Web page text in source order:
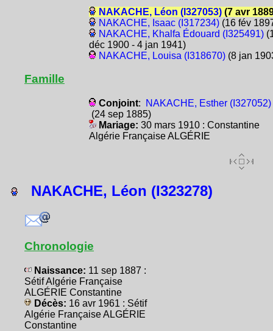
NAKACHE, Léon (I327053)(7 avr
NAKACHE, Isaac (I317234)(16 fév
NAKACHE, Khalfa Édouard (I325491)
déc 1900 - 4 jan 1941)
NAKACHE, Louisa (I318670)(8 jan
Famille
Conjoint:
NAKACHE, Esther (I327052)
(24 sep 1885)
Mariage: 30 mars 1910 : Constantine
Algérie Française ALGÉRIE
NAKACHE, Léon (I323278)
Chronologie
Naissance: 11 sep 1887 :
Sétif Algérie Française
ALGÉRIE Constantine
Décès: 16 avr 1961 : Sétif
Algérie Française ALGÉRIE
Constantine